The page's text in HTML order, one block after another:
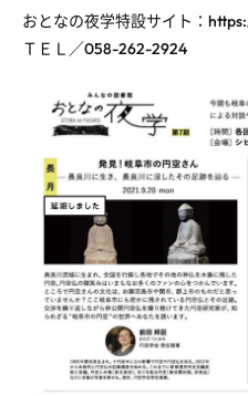
おとなの夜学特設サイト：
ＴＥＬ／058-262-2924